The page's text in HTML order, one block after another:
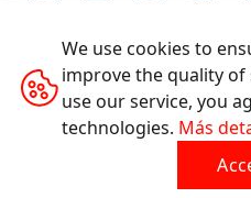
Todos los derechos
We use cookies to
improve the quality of
use our service, you
technologies. Más